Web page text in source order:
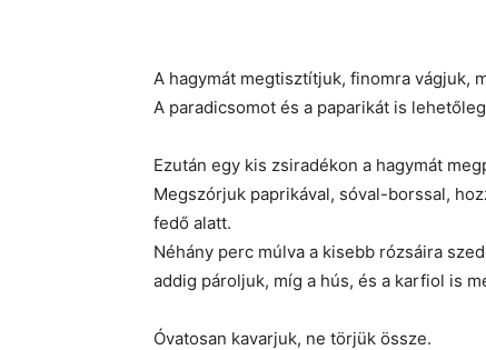
A hagymát megtisztítjuk, finomra vágjuk,
A paradicsomot és a paparikát is
Ezután egy kis zsiradékon a hagymát
Megszórjuk paprikával, sóval-borssal,
fedő alatt.
Néhány perc múlva a kisebb rózsáira
addig pároljuk, míg a hús, és a karfiol is
Óvatosan kavarjuk, ne törjük össze.